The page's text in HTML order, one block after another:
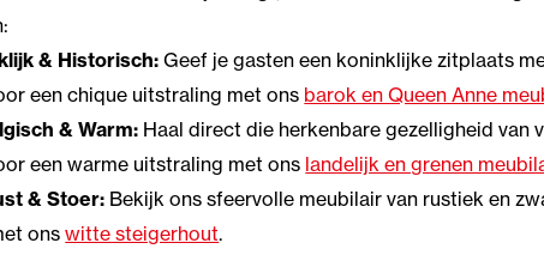
& Historisch: Geef je gasten een koninklijke zitplaats
een chique uitstraling met ons barok en Queen Anne
& Warm: Haal direct die herkenbare gezelligheid van
een warme uitstraling met ons landelijk en grenen
& Stoer: Bekijk ons sfeervolle meubilair van rustiek en
onswitte steigerhout.